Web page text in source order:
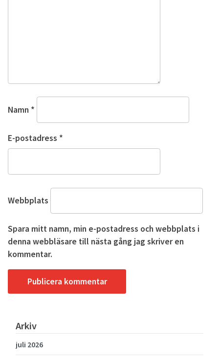
Namn *
E-postadress *
Webbplats
Spara mitt namn, min e-postadress och webbplats i
denna webbläsare till nästa gång jag skriver en
kommentar.
Arkiv
juli 2026